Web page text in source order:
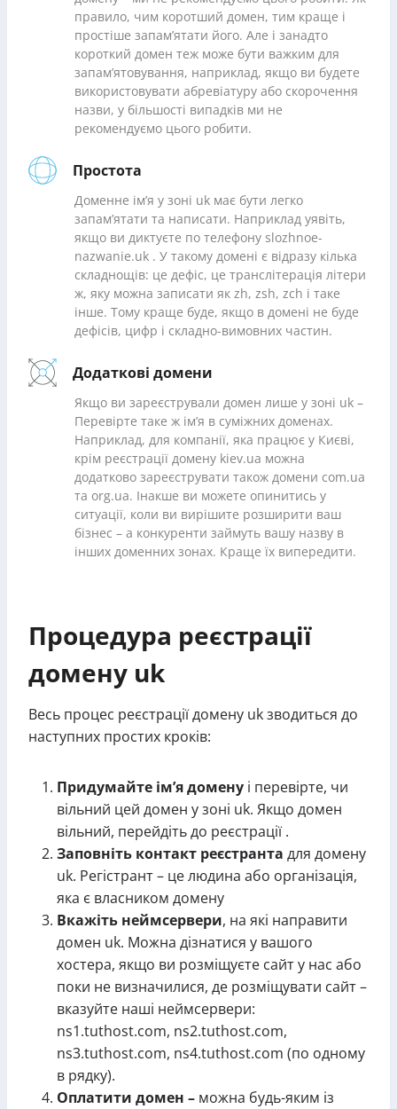
правило, чим коротший домен, тим краще і
простіше запам’ятати його. Але і занадто
короткий домен теж може бути важким для
запам’ятовування, наприклад, якщо ви будете
використовувати абревіатуру або скорочення
назви, у більшості випадків ми не
рекомендуємо цього робити.
Простота
Доменне ім’я у зоні uk має бути легко
запам’ятати та написати. Наприклад уявіть,
якщо ви диктуєте по телефону slozhnoe-
nazwanie.uk . У такому домені є відразу кілька
складнощів: це дефіс, це транслітерація літери
ж, яку можна записати як zh, zsh, zch і таке
інше. Тому краще буде, якщо в домені не буде
дефісів, цифр і складно-вимовних частин.
Додаткові домени
Якщо ви зареєстрували домен лише у зоні uk –
Перевірте таке ж ім’я в суміжних доменах.
Наприклад, для компанії, яка працює у Києві,
крім реєстрації домену kiev.ua можна
додатково зареєструвати також домени com.ua
та org.ua. Інакше ви можете опинитись у
ситуації, коли ви вирішите розширити ваш
бізнес – а конкуренти займуть вашу назву в
інших доменних зонах. Краще їх випередити.
Процедура реєстрації
домену uk
Весь процес реєстрації домену uk зводиться до
наступних простих кроків:
Придумайте ім’я домену і перевірте, чи
вільний цей домен у зоні uk. Якщо домен
вільний, перейдіть до реєстрації .
Заповніть контакт реєстранта для домену
uk. Регістрант – це людина або організація,
яка є власником домену
Вкажіть неймсервери, на які направити
домен uk. Можна дізнатися у вашого
хостера, якщо ви розміщуєте сайт у нас або
поки не визначилися, де розміщувати сайт –
вказуйте наші неймсервери:
ns1.tuthost.com, ns2.tuthost.com,
ns3.tuthost.com, ns4.tuthost.com (по одному
в рядку).
Оплатити домен – можна будь-яким із